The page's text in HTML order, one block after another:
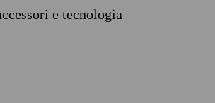
e tecnologia